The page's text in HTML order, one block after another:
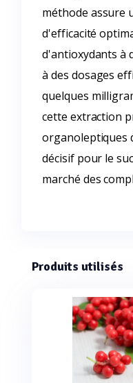
méthode assure
d'efficacité
d'antioxydants à
à des dosages
quelques
cette extraction
organoleptiques
décisif pour le
marché des
Produits utilisés